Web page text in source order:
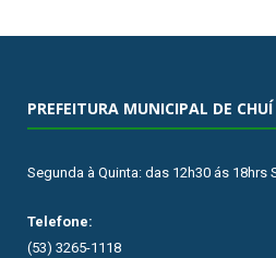
PREFEITURA MUNICIPAL DE CHUÍ
Segunda à Quinta: das 12h30 ás 18hrs
Telefone:
(53) 3265-1118